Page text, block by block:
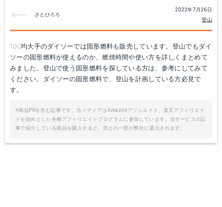
2022年7月26日
登山
さとひろろ
100均大手のダイソーでは固形燃料も販売しています。登山でもダイ
ソーの固形燃料が使えるのか、燃焼時間や使い方を詳しくまとめて
みました。登山で使う固形燃料を探している方は、参考にしてみて
ください。ダイソーの固形燃料で、登山を計画している方必見で
す。
※商品PRを含む記事です。当メディアはAmazonアソシエイト、楽天アフィリエイ
トを始めとした各種アフィリエイトプログラムに参加しています。当サービスの記
事で紹介している商品を購入すると、売上の一部が弊社に還元されます。